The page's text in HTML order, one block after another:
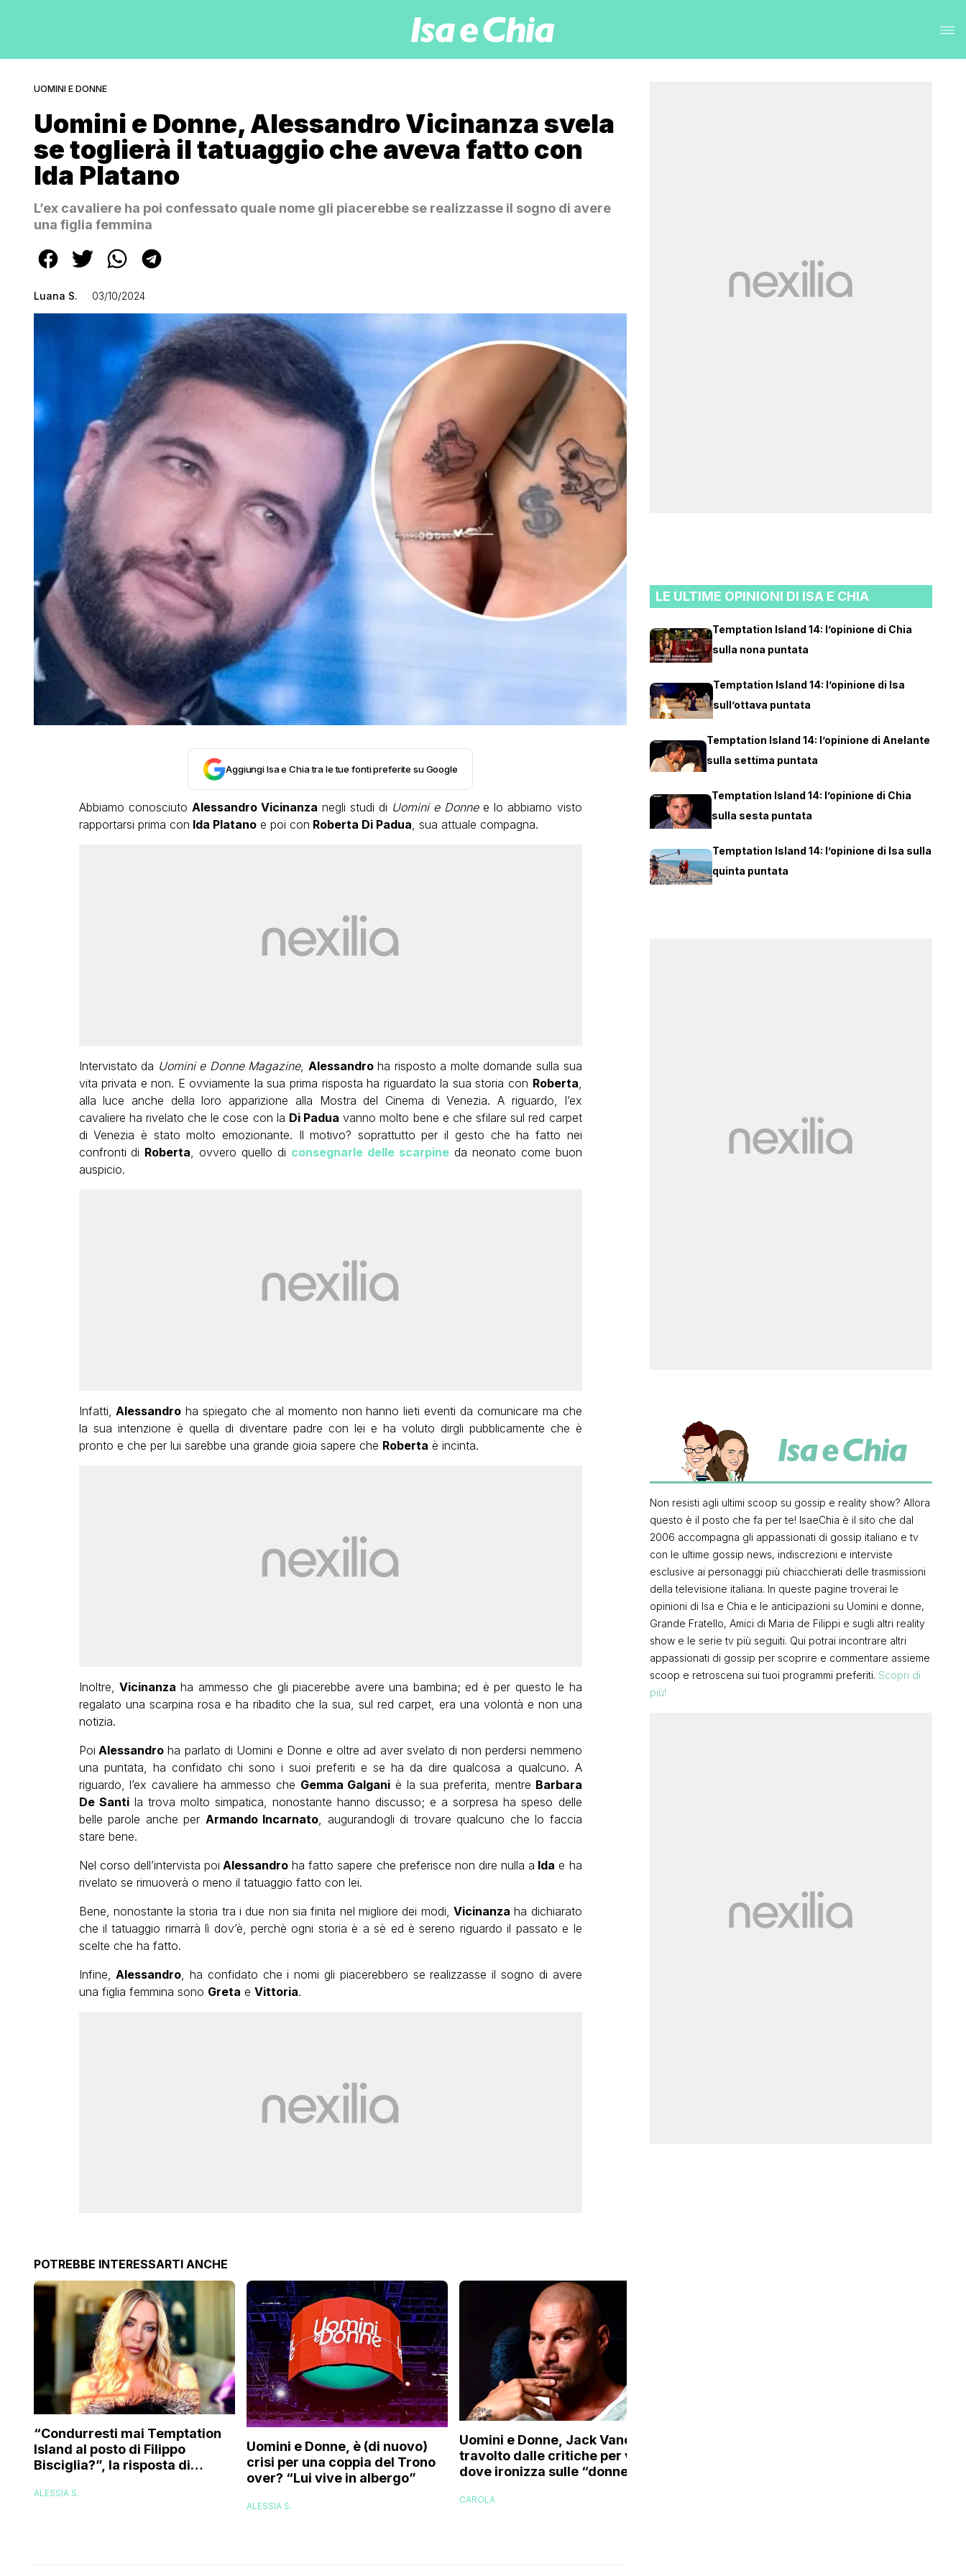
UOMINI E DONNE
Uomini e Donne, Alessandro Vicinanza svela
se toglierà il tatuaggio che aveva fatto con
Ida Platano
L’ex cavaliere ha poi confessato quale nome gli piacerebbe se realizzasse il sogno di avere
una figlia femmina
Luana S. 03/10/2024
Aggiungi Isa e Chia tra le tue fonti preferite su Google
Abbiamo conosciuto Alessandro Vicinanza negli studi di Uomini e Donnee lo abbiamo visto
rapportarsi prima con Ida Platanoe poi con Roberta Di Padua , sua attuale compagna.
Intervistato da Uomini e Donne Magazine, Alessandroha risposto a molte domande sulla sua
vita privata e non. E ovviamente la sua prima risposta ha riguardato la sua storia con Roberta
alla luce anche della loro apparizione alla Mostra del Cinema di Venezia. A riguardo, l’ex
cavaliere ha rivelato che le cose con la Di Padua vanno molto bene e che sfilare sul red carpet
di Venezia è stato molto emozionante. Il motivo? soprattutto per il gesto che ha fatto nei
confronti di Roberta , ovvero quello di consegnarle delle scarpineda neonato come buon
auspicio.
Infatti, Alessandro ha spiegato che al momento non hanno lieti eventi da comunicare ma che
la sua intenzione è quella di diventare padre con lei e ha voluto dirgli pubblicamente che è
pronto e che per lui sarebbe una grande gioia sapere che Roberta è incinta.
Inoltre, Vicinanza ha ammesso che gli piacerebbe avere una bambina; ed è per questo le ha
regalato una scarpina rosa e ha ribadito che la sua, sul red carpet, era una volontà e non una
notizia.
Poi Alessandroha parlato di Uomini e Donne e oltre ad aver svelato di non perdersi nemmeno
una puntata, ha confidato chi sono i suoi preferiti e se ha da dire qualcosa a qualcuno. A
riguardo, l’ex cavaliere ha ammesso che Gemma Galgani è la sua preferita, mentre Barbara
De Santila trova molto simpatica, nonostante hanno discusso; e a sorpresa ha speso delle
belle parole anche per Armando Incarnato , augurandogli di trovare qualcuno che lo faccia
stare bene.
Nel corso dell’intervista poi Alessandro ha fatto sapere che preferisce non dire nulla a Ida e ha
rivelato se rimuoverà o meno il tatuaggio fatto con lei.
Bene, nonostante la storia tra i due non sia finita nel migliore dei modi, Vicinanza ha dichiarato
che il tatuaggio rimarrà lì dov’è, perchè ogni storia è a sè ed è sereno riguardo il passato e le
scelte che ha fatto.
Infine, Alessandro , ha confidato che i nomi gli piacerebbero se realizzasse il sogno di avere
una figlia femmina sono Greta e Vittoria.
POTREBBE INTERESSARTI ANCHE
“Condurresti mai Temptation
Island al posto di Filippo
Bisciglia?”, la risposta di
corsa, l’unico problema è
ALESSIA S.
Uomini e Donne, è (di nuovo)
crisi per una coppia del Trono
over? “Lui vive in albergo”
ALESSIA S.
Uomini e Donne, Jack Vanore
travolto dalle critiche per video
dove ironizza sulle “donne in
CAROLA
LE ULTIME OPINIONI DI ISA E CHIA
Temptation Island 14: l’opinione di Chia
sulla nona puntata
Temptation Island 14: l’opinione di Isa
sull’ottava puntata
Temptation Island 14: l’opinione di Anelante
sulla settima puntata
Temptation Island 14: l’opinione di Chia
sulla sesta puntata
Temptation Island 14: l’opinione di Isa sulla
quinta puntata
Non resisti agli ultimi scoop su gossip e reality show? Allora
questo è il posto che fa per te! IsaeChia è il sito che dal
2006 accompagna gli appassionati di gossip italiano e tv
con le ultime gossip news, indiscrezioni e interviste
esclusive ai personaggi più chiacchierati delle trasmissioni
della televisione italiana. In queste pagine troverai le
opinioni di Isa e Chia e le anticipazioni su Uomini e donne,
Grande Fratello, Amici di Maria de Filippi e sugli altri reality
show e le serie tv più seguiti. Qui potrai incontrare altri
appassionati di gossip per scoprire e commentare assieme
scoop e retroscena sui tuoi programmi preferiti. Scopri di
più!